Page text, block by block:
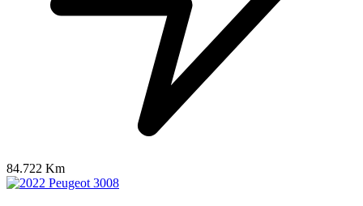
84.722 Km